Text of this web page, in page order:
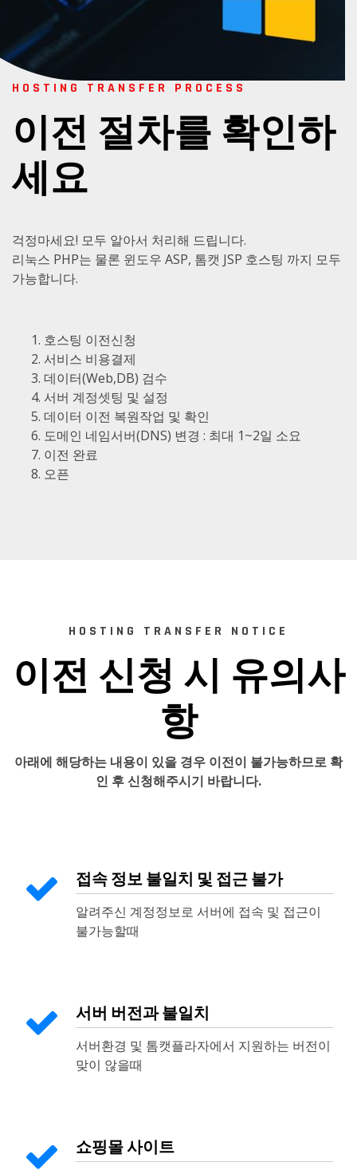
HOSTING TRANSFER PROCESS
이전 절차를 확인하
세요
걱정마세요! 모두 알아서 처리해 드립니다.
리눅스 PHP는 물론 윈도우 ASP, 톰캣 JSP 호스팅 까지 모두
가능합니다.
호스팅 이전신청
서비스 비용결제
데이터(Web,DB) 검수
서버 계정셋팅 및 설정
데이터 이전 복원작업 및 확인
도메인 네임서버(DNS) 변경 : 최대 1~2일 소요
이전 완료
오픈
HOSTING TRANSFER NOTICE
이전 신청 시 유의사
항
아래에 해당하는 내용이 있을 경우 이전이 불가능하므로 확
인 후 신청해주시기 바랍니다.
접속 정보 불일치 및 접근 불가
알려주신 계정정보로 서버에 접속 및 접근이
불가능할때
서버 버전과 불일치
서버환경 및 톰캣플라자에서 지원하는 버전이
맞이 않을때
쇼핑몰 사이트